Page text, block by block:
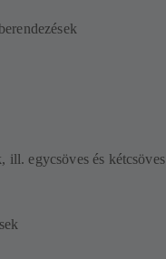
ill. egycsöves és kétcsöves